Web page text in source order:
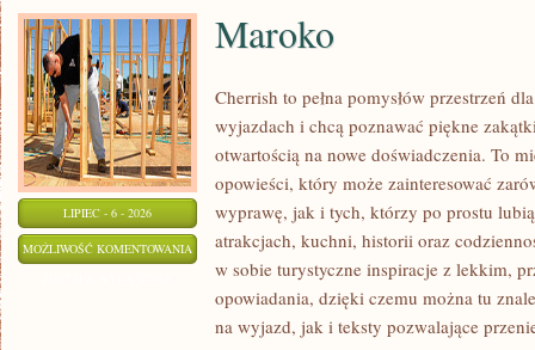
LIPIEC - 6 - 2026
MOŻLIWOŚĆ KOMENTOWANIA MAROKO
Maroko
Cherrish to pełna pomysłów przestrzeń
wyjazdach i chcą poznawać piękne
otwartością na nowe doświadczenia. To
opowieści, który może zainteresować
wyprawę, jak i tych, którzy po prostu
atrakcjach, kuchni, historii oraz
w sobie turystyczne inspiracje z lekkim,
opowiadania, dzięki czemu można tu
na wyjazd, jak i teksty pozwalające